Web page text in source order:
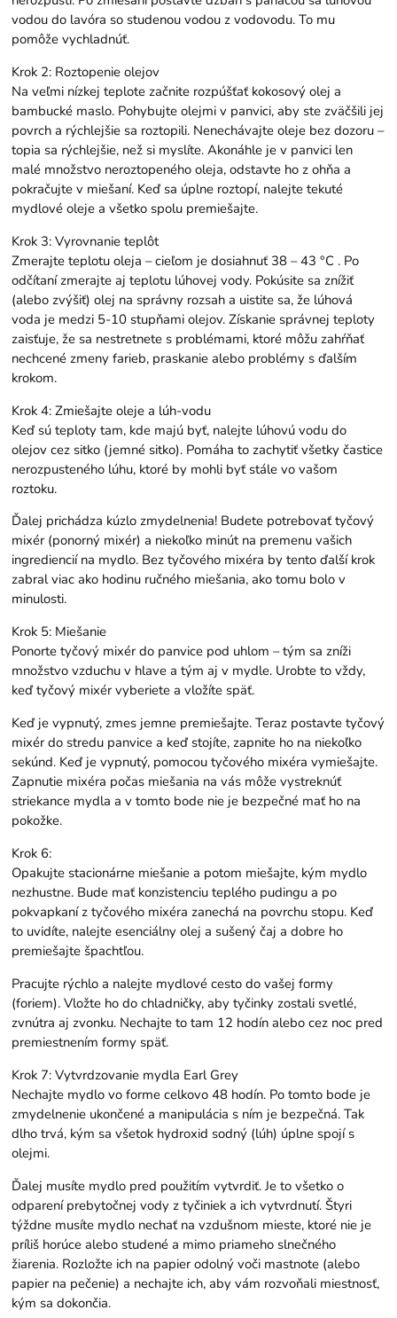
vodou do lavóra so studenou vodou z vodovodu. To mu
pomôže vychladnúť.
Krok 2: Roztopenie olejov
Na veľmi nízkej teplote začnite rozpúšťať kokosový olej a
bambucké maslo. Pohybujte olejmi v panvici, aby ste zväčšili jej
povrch a rýchlejšie sa roztopili. Nenechávajte oleje bez dozoru –
topia sa rýchlejšie, než si myslíte. Akonáhle je v panvici len
malé množstvo neroztopeného oleja, odstavte ho z ohňa a
pokračujte v miešaní. Keď sa úplne roztopí, nalejte tekuté
mydlové oleje a všetko spolu premiešajte.
Krok 3: Vyrovnanie teplôt
Zmerajte teplotu oleja – cieľom je dosiahnuť 38 – 43 °C . Po
odčítaní zmerajte aj teplotu lúhovej vody. Pokúsite sa znížiť
(alebo zvýšiť) olej na správny rozsah a uistite sa, že lúhová
voda je medzi 5-10 stupňami olejov. Získanie správnej teploty
zaisťuje, že sa nestretnete s problémami, ktoré môžu zahŕňať
nechcené zmeny farieb, praskanie alebo problémy s ďalším
krokom.
Krok 4: Zmiešajte oleje a lúh-vodu
Keď sú teploty tam, kde majú byť, nalejte lúhovú vodu do
olejov cez sitko (jemné sitko). Pomáha to zachytiť všetky častice
nerozpusteného lúhu, ktoré by mohli byť stále vo vašom
roztoku.
Ďalej prichádza kúzlo zmydelnenia! Budete potrebovať tyčový
mixér (ponorný mixér) a niekoľko minút na premenu vašich
ingrediencií na mydlo. Bez tyčového mixéra by tento ďalší krok
zabral viac ako hodinu ručného miešania, ako tomu bolo v
minulosti.
Krok 5: Miešanie
Ponorte tyčový mixér do panvice pod uhlom – tým sa zníži
množstvo vzduchu v hlave a tým aj v mydle. Urobte to vždy,
keď tyčový mixér vyberiete a vložíte späť.
Keď je vypnutý, zmes jemne premiešajte. Teraz postavte tyčový
mixér do stredu panvice a keď stojíte, zapnite ho na niekoľko
sekúnd. Keď je vypnutý, pomocou tyčového mixéra vymiešajte.
Zapnutie mixéra počas miešania na vás môže vystreknúť
striekance mydla a v tomto bode nie je bezpečné mať ho na
pokožke.
Krok 6:
Opakujte stacionárne miešanie a potom miešajte, kým mydlo
nezhustne. Bude mať konzistenciu teplého pudingu a po
pokvapkaní z tyčového mixéra zanechá na povrchu stopu. Keď
to uvidíte, nalejte esenciálny olej a sušený čaj a dobre ho
premiešajte špachtľou.
Pracujte rýchlo a nalejte mydlové cesto do vašej formy
(foriem). Vložte ho do chladničky, aby tyčinky zostali svetlé,
zvnútra aj zvonku. Nechajte to tam 12 hodín alebo cez noc pred
premiestnením formy späť.
Krok 7: Vytvrdzovanie mydla Earl Grey
Nechajte mydlo vo forme celkovo 48 hodín. Po tomto bode je
zmydelnenie ukončené a manipulácia s ním je bezpečná. Tak
dlho trvá, kým sa všetok hydroxid sodný (lúh) úplne spojí s
olejmi.
Ďalej musíte mydlo pred použitím vytvrdiť. Je to všetko o
odparení prebytočnej vody z tyčiniek a ich vytvrdnutí. Štyri
týždne musíte mydlo nechať na vzdušnom mieste, ktoré nie je
príliš horúce alebo studené a mimo priameho slnečného
žiarenia. Rozložte ich na papier odolný voči mastnote (alebo
papier na pečenie) a nechajte ich, aby vám rozvoňali miestnosť,
kým sa dokončia.